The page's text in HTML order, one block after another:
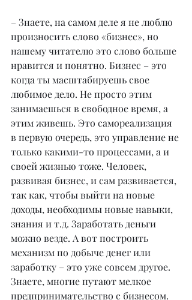
– Знаете, на самом деле я не люблю
произносить слово «бизнес», но
нашему читателю это слово больше
нравится и понятно. Бизнес – это
когда ты масштабируешь свое
любимое дело. Не просто этим
занимаешься в свободное время, а
этим живешь. Это самореализация
в первую очередь, это управление не
только какими-то процессами, а и
своей жизнью тоже. Человек,
развивая бизнес, и сам развивается,
так как, чтобы выйти на новые
доходы, необходимы новые навыки,
знания и т.д. Заработать деньги
можно везде. А вот построить
механизм по добыче денег или
заработку – это уже совсем другое.
Знаете, многие путают мелкое
предпринимательство с бизнесом.